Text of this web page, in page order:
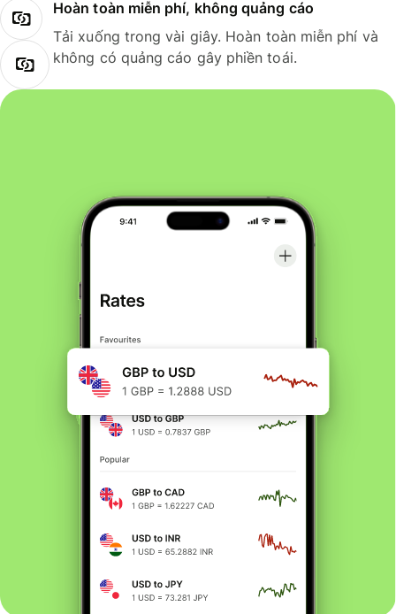
Hoàn toàn miễn phí, không quảng cáo
Tải xuống trong vài giây. Hoàn toàn miễn phí và
không có quảng cáo gây phiền toái.